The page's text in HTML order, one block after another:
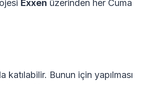
Exxen üzerinden her Cuma
Bunun için yapılması